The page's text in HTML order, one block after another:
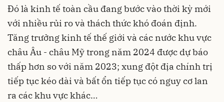
Đó là kinh tế toàn cầu đang bước vào thời kỳ mới
với nhiều rủi ro và thách thức khó đoán định.
Tăng trưởng kinh tế thế giới và các nước khu vực
châu Âu - châu Mỹ trong năm 2024 được dự báo
thấp hơn so với năm 2023; xung đột địa chính trị
tiếp tục kéo dài và bất ổn tiếp tục có nguy cơ lan
ra các khu vực khác…